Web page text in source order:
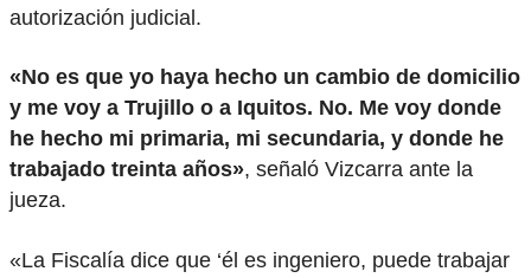
autorización judicial.
«No es que yo haya hecho un cambio de domicilio
y me voy a Trujillo o a Iquitos. No. Me voy donde
he hecho mi primaria, mi secundaria, y donde he
trabajado treinta años», señaló Vizcarra ante la
jueza.
«La Fiscalía dice que ‘él es ingeniero, puede trabajar